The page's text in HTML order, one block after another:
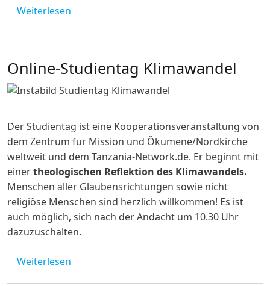
Weiterlesen
Online-Studientag Klimawandel
Der Studientag ist eine Kooperationsveranstaltung von
dem Zentrum für Mission und Ökumene/Nordkirche
weltweit und dem Tanzania-Network.de. Er beginnt mit
einertheologischen Reflektion des Klimawandels.
Menschen aller Glaubensrichtungen sowie nicht
religiöse Menschen sind herzlich willkommen! Es ist
auch möglich, sich nach der Andacht um 10.30 Uhr
dazuzuschalten.
Weiterlesen